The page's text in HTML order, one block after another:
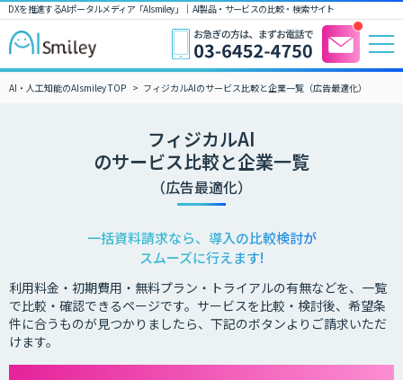
DXを推進するAIポータルメディア「AIsmiley」｜ AI製品・サービスの比較・検索サイト
AI・人工知能のAIsmiley TOP フィジカルAIのサービス比較と企業一覧（広告最適化）
フィジカルAI
のサービス比較と企業一覧
（広告最適化）
一括資料請求なら、導入の比較検討が
スムーズに行えます!
利用料金・初期費用・無料プラン・トライアルの有無などを、一覧
で比較・確認できるページです。サービスを比較・検討後、希望条
件に合うものが見つかりましたら、下記のボタンよりご請求いただ
けます。